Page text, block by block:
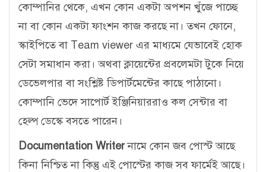
কোম্পানির থেকে, এখন কোন একটা অপশন খুঁজে পাচ্ছে
না বা কোন একটা ফাংশন কাজ করছে না। তখন ফোনে,
স্কাইপিতে বা Team viewer এর মাধ্যমে যেভাবেই হোক
সেটা সমাধান করা। অথবা ক্লায়েন্টের প্রবলেমটা টুকে নিয়ে
ডেভেলপার বা সংশ্লিষ্ট ডিপার্টমেন্টের কাছে পাঠানো।
কোম্পানি ভেদে সাপোর্ট ইঞ্জিনিয়াররাও কল সেন্টার বা
হেল্প ডেস্কে বসতে পারেন।
Documentation Writerনামে কোন জব পোস্ট আছে
কিনা নিশ্চিত না কিন্তু এই পোস্টের কাজ সব ফার্মেই আছে।